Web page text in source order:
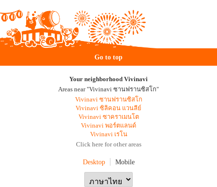
Go to top
Your neighborhood Vivinavi
Areas near "Vivinavi ซานฟรานซิสโก"
Vivinavi ซานฟรานซิสโก
Vivinavi ซิลิคอน แวนลีย์
Vivinavi ซาคราเมนโต
Vivinavi พอร์ตแลนด์
Vivinavi เรโน
Click here for other areas
Desktop Mobile